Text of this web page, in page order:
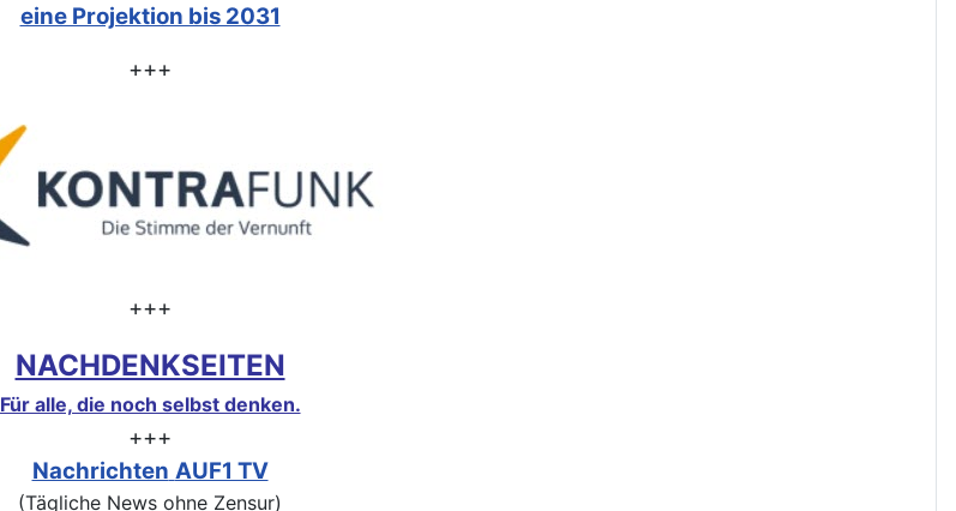
eine Projektion bis 2031
+++
+++
NACHDENKSEITEN
Für alle, die noch selbst denken.
+++
Nachrichten AUF1 TV
(Tägliche News ohne Zensur)